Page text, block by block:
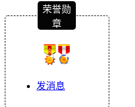
荣誉勋
章
发消息